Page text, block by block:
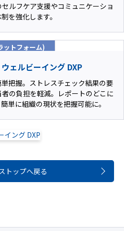
ルフケア支援やコミュニケーショ
を強化します。
ットフォーム)
ェルビーイング DXP
把握。ストレスチェック結果の要
の負担を軽減。レポートのどこに
単に組織の現状を把握可能に。
トップへ戻る